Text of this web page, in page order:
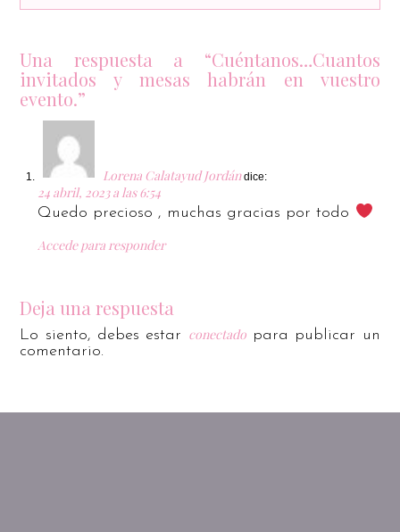
Una respuesta a “Cuéntanos…Cuantos
invitados y mesas habrán en vuestro
evento.”
Lorena Calatayud Jordán dice:
24 abril, 2023 a las 6:54
Quedo precioso , muchas gracias por todo
Accede para responder
Deja una respuesta
Lo siento, debes estar conectadopara publicar un
comentario.